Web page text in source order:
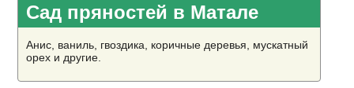
Сад пряностей в Матале
Анис, ваниль, гвоздика, коричные деревья, мускатный
орех и другие.